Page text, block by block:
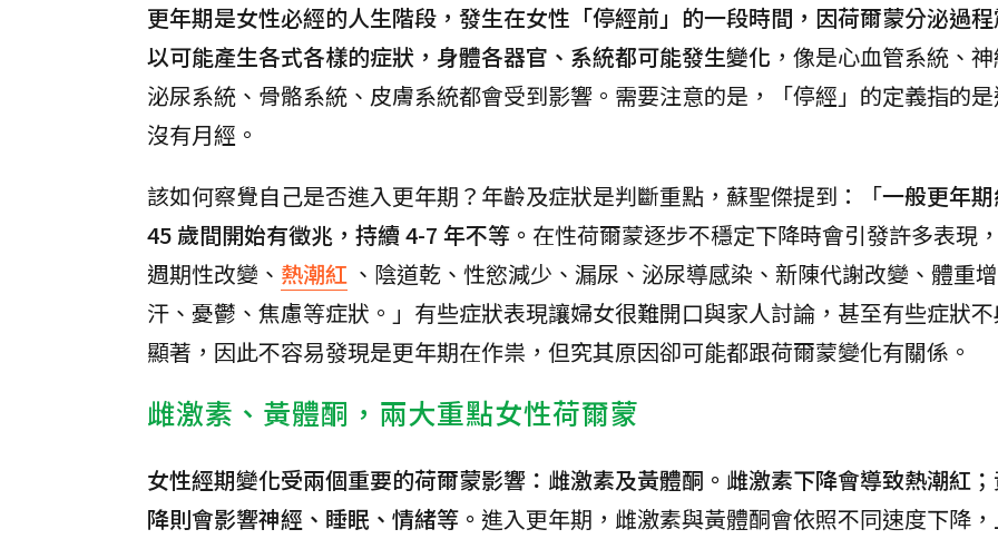
更年期是女性必經的人生階段，發生在女性「停經前」的一段時間，因荷爾蒙分泌過
以可能產生各式各樣的症狀，身體各器官、系統都可能發生變化 ，像是心血管系統、
泌尿系統、骨骼系統、皮膚系統都會受到影響。需要注意的是，「停經」的定義指的
沒有月經。
該如何察覺自己是否進入更年期？年齡及症狀是判斷重點，蘇聖傑提到：「一般更年
45 歲間開始有徵兆，持續 4-7 年不等。 在性荷爾蒙逐步不穩定下降時會引發許多表現
週期性改變、 熱潮紅 、陰道乾、性慾減少、漏尿、泌尿導感染、新陳代謝改變、體重
汗、憂鬱、焦慮等症狀。」有些症狀表現讓婦女很難開口與家人討論，甚至有些症狀
顯著，因此不容易發現是更年期在作祟，但究其原因卻可能都跟荷爾蒙變化有關係。
雌激素、黃體酮，兩大重點女性荷爾蒙
女性經期變化受兩個重要的荷爾蒙影響：雌激素及黃體酮。雌激素下降會導致熱潮紅
降則會影響神經、睡眠、情緒等。 進入更年期，雌激素與黃體酮會依照不同速度下降